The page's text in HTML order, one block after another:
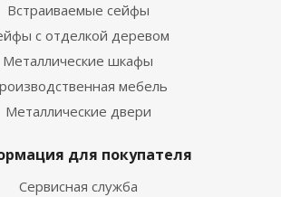
Встраиваемые сейфы
с отделкой деревом
Металлические шкафы
мебель
Металлические двери
для покупателя
Сервисная служба